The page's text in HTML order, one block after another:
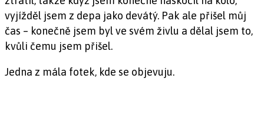
vyjížděl jsem z depa jako devátý. Pak ale přišel můj
čas – konečně jsem byl ve svém živlu a dělal jsem to,
kvůli čemu jsem přišel.
Jedna z mála fotek, kde se objevuju.